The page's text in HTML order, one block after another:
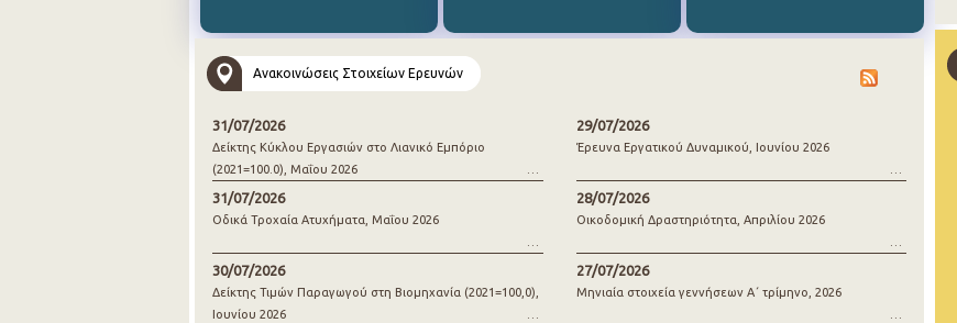
Ανακοινώσεις Στοιχείων Ερευνών
31/07/2026
Δείκτης Κύκλου Εργασιών στο Λιανικό Εμπόριο
(2021=100.0), Μαΐου 2026
31/07/2026
Οδικά Τροχαία Ατυχήματα, Μαΐου 2026
30/07/2026
Δείκτης Τιμών Παραγωγού στη Βιομηχανία (2021=100,0),
Ιουνίου 2026
29/07/2026
Έρευνα Εργατικού Δυναμικού, Ιουνίου 2026
28/07/2026
Οικοδομική Δραστηριότητα, Απριλίου 2026
27/07/2026
Μηνιαία στοιχεία γεννήσεων Α΄ τρίμηνο, 2026